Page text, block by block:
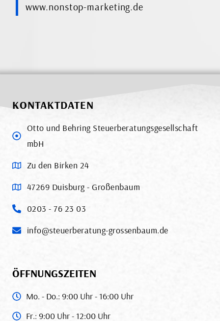
www.nonstop-marketing.de
KONTAKTDATEN
Otto und Behring Steuerberatungsgesellschaft
mbH
Zu den Birken 24
47269 Duisburg - Großenbaum
0203 - 76 23 03
info@steuerberatung-grossenbaum.de
ÖFFNUNGSZEITEN
Mo. - Do.: 9:00 Uhr - 16:00 Uhr
Fr.: 9:00 Uhr - 12:00 Uhr